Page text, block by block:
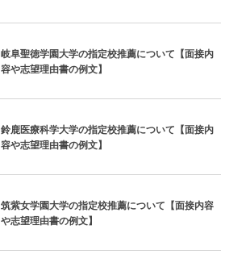
岐阜聖徳学園大学の指定校推薦について【面接内
容や志望理由書の例文】
鈴鹿医療科学大学の指定校推薦について【面接内
容や志望理由書の例文】
筑紫女学園大学の指定校推薦について【面接内容
や志望理由書の例文】